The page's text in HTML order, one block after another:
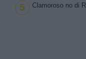
5 Clamoroso no di